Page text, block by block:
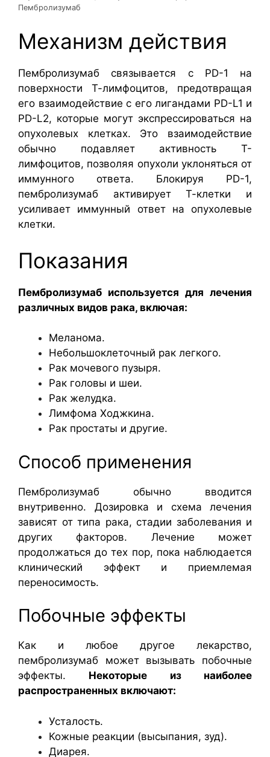
Пембролизумаб
Механизм действия
Пембролизумаб связывается с PD-1 на
поверхности Т-лимфоцитов, предотвращая
его взаимодействие с его лигандами PD-L1 и
PD-L2, которые могут экспрессироваться на
опухолевых клетках. Это взаимодействие
обычно подавляет активность Т-
лимфоцитов, позволяя опухоли уклоняться от
иммунного ответа. Блокируя PD-1,
пембролизумаб активирует Т-клетки и
усиливает иммунный ответ на опухолевые
клетки.
Показания
Пембролизумаб используется для лечения
различных видов рака, включая:
Меланома.
Небольшоклеточный рак легкого.
Рак мочевого пузыря.
Рак головы и шеи.
Рак желудка.
Лимфома Ходжкина.
Рак простаты и другие.
Способ применения
Пембролизумаб обычно вводится
внутривенно. Дозировка и схема лечения
зависят от типа рака, стадии заболевания и
других факторов. Лечение может
продолжаться до тех пор, пока наблюдается
клинический эффект и приемлемая
переносимость.
Побочные эффекты
Как и любое другое лекарство,
пембролизумаб может вызывать побочные
эффекты. Некоторые из наиболее
распространенных включают:
Усталость.
Кожные реакции (высыпания, зуд).
Диарея.